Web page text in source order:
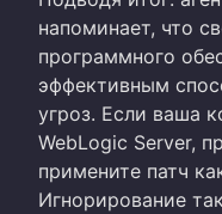
напоминает, что
программного
эффективным
угроз. Если ваша
WebLogic Server,
примените патч
Игнорирование